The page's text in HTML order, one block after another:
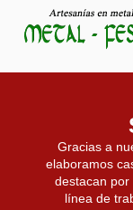
Gracias a
elaboramos
destacan por
línea de